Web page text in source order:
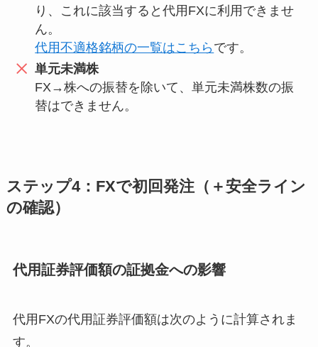
り、これに該当すると代用FXに利用できませ
ん。
代用不適格銘柄の一覧はこちら です。
単元未満株
FX→株への振替を除いて、単元未満株数の振
替はできません。
ステップ4： FXで初回発注（＋安全ライン
の確認）
代用証券評価額の証拠金への影響
代用FXの代用証券評価額は次のように計算されま
す。